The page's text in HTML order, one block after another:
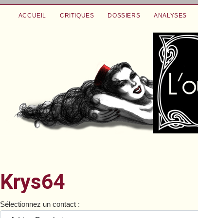
ACCUEIL CRITIQUES DOSSIERS ANALYSES
Krys64
Sélectionnez un contact :